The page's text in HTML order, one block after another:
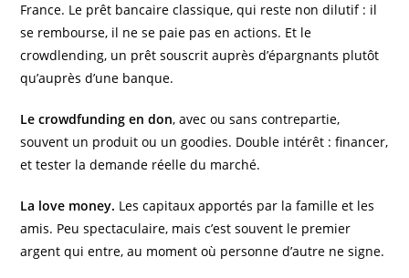
France. Le prêt bancaire classique, qui reste non dilutif : il
se rembourse, il ne se paie pas en actions. Et le
crowdlending, un prêt souscrit auprès d’épargnants plutôt
qu’auprès d’une banque.
Le crowdfunding en don, avec ou sans contrepartie,
souvent un produit ou un goodies. Double intérêt : financer,
et tester la demande réelle du marché.
La love money. Les capitaux apportés par la famille et les
amis. Peu spectaculaire, mais c’est souvent le premier
argent qui entre, au moment où personne d’autre ne signe.